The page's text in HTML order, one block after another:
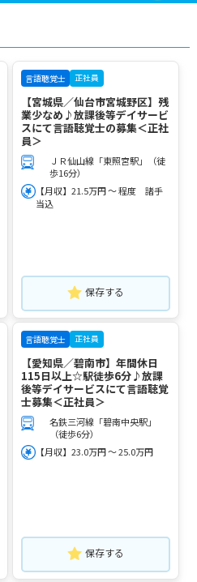
言語聴覚士 正社員
【宮城県／仙台市宮城野区】残
業少なめ♪放課後等デイサービ
スにて言語聴覚士の募集＜正社
員＞
ＪＲ仙山線「東照宮駅」（徒
歩16分）
【月収】21.5万円 ～ 程度 諸手
当込
保存する
言語聴覚士 正社員
【愛知県／碧南市】年間休日
115日以上☆駅徒歩6分♪放課
後等デイサービスにて言語聴覚
士募集＜正社員＞
名鉄三河線「碧南中央駅」
（徒歩6分）
【月収】23.0万円 ～ 25.0万円
保存する